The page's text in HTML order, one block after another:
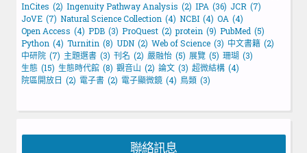
InCites (2) Ingenuity Pathway Analysis (2) IPA (36) JCR (7)
JoVE (7) Natural Science Collection (4) NCBI (4) OA (4)
Open Access (4) PDB (3) ProQuest (2) protein (9) PubMed (5)
Python (4) Turnitin (8) UDN (2) Web of Science (3) 中文書籍 (2)
中研院 (7) 主題選書 (3) 刊名 (2) 嚴融怡 (5) 展覽 (5) 珊瑚 (3)
生態 (15) 生態時代館 (8) 觀音山 (2) 論文 (3) 超微結構 (4)
院區開放日 (2) 電子書 (2) 電子顯微鏡 (4) 鳥類 (3)
聯絡訊息